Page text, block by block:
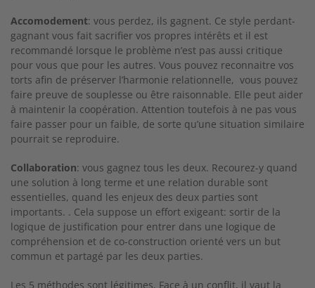
Accomodement: vous perdez, ils gagnent. Ce style perdant-
gagnant vous fait sacrifier vos propres intérêts et il est
recommandé lorsque le problème n’est pas aussi critique
pour vous que pour les autres. Vous pouvez reconnaitre vos
torts afin de préserver l’harmonie relationnelle, vous pouvez
faire preuve de souplesse ou être raisonnable. Elle peut aider
à maintenir la coopération. Attention toutefois à ne pas vous
faire passer pour un faible, de sorte qu’une situation similaire
pourrait se reproduire.
Collaboration: vous gagnez tous les deux. Recourez-y quand
une solution à long terme et une relation durable sont
essentielles, quand les enjeux des deux parties sont
importants. . Cela suppose un effort exigeant: sortir de la
logique de justification pour entrer dans une logique de
compréhension et de co-construction orienté vers un but
commun et partagé par les deux parties.
Les 5 méthodes sont légitimes. Face à un conflit, il vaut la